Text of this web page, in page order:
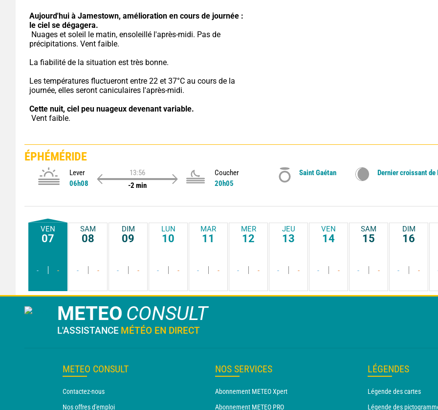
Aujourd'hui à Jamestown, amélioration en cours de journée :
le ciel se dégagera.
précipitations. Vent faible.
La fiabilité de la situation est très bonne.
Les températures fluctueront entre 22 et 37°C au cours de la
journée, elles seront caniculaires l'après-midi.
Cette nuit, ciel peu nuageux devenant variable.
Vent faible.
ÉPHÉMÉRIDE
Lever
06h08
13:56
-2 min
Coucher
20h05
Saint Gaétan Dernier croissant de
VEN
07
- -
SAM
08
- -
DIM
09
- -
LUN
10
- -
MAR
11
- -
MER
12
- -
JEU
13
- -
VEN
14
- -
SAM
15
- -
DIM
16
- -
METEO CONSULT
L'ASSISTANCE MÉTÉO EN DIRECT
METEO CONSULT
Contactez-nous
Nos offres d'emploi
NOS SERVICES
Abonnement METEO Xpert
Abonnement METEO PRO
LÉGENDES
Légende des cartes
Légende des